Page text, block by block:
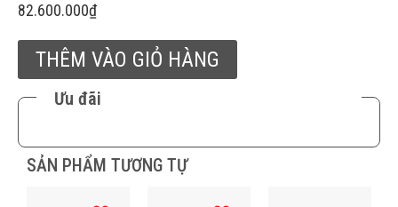
82.600.000₫
THÊM VÀO GIỎ HÀNG
Ưu đãi
SẢN PHẨM TƯƠNG TỰ